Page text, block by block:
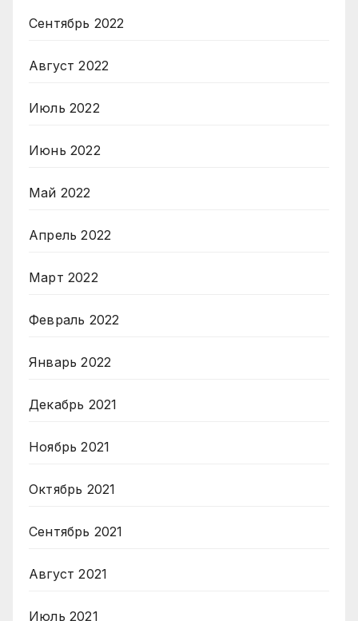
Сентябрь 2022
Август 2022
Июль 2022
Июнь 2022
Май 2022
Апрель 2022
Март 2022
Февраль 2022
Январь 2022
Декабрь 2021
Ноябрь 2021
Октябрь 2021
Сентябрь 2021
Август 2021
Июль 2021